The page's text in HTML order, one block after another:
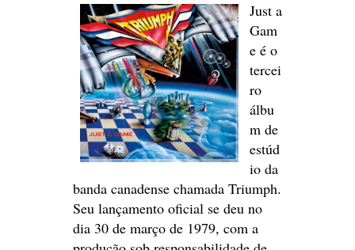
Just a
Gam
e é o
tercei
ro
álbu
m de
estúd
io da
banda canadense chamada Triumph.
Seu lançamento oficial se deu no
dia 30 de março de 1979, com a